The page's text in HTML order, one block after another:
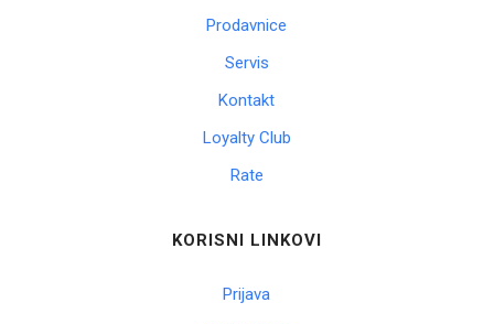
Prodavnice
Servis
Kontakt
Loyalty Club
Rate
KORISNI LINKOVI
Prijava